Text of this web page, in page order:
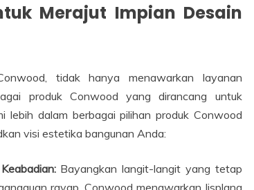
Merajut Impian Desain
tidak hanya menawarkan layanan
produk Conwood yang dirancang untuk
lebih dalam berbagai pilihan produk Conwood
visi estetika bangunan Anda:
Bayangkan langit-langit yang tetap
rayap. Conwood menawarkan lisplang